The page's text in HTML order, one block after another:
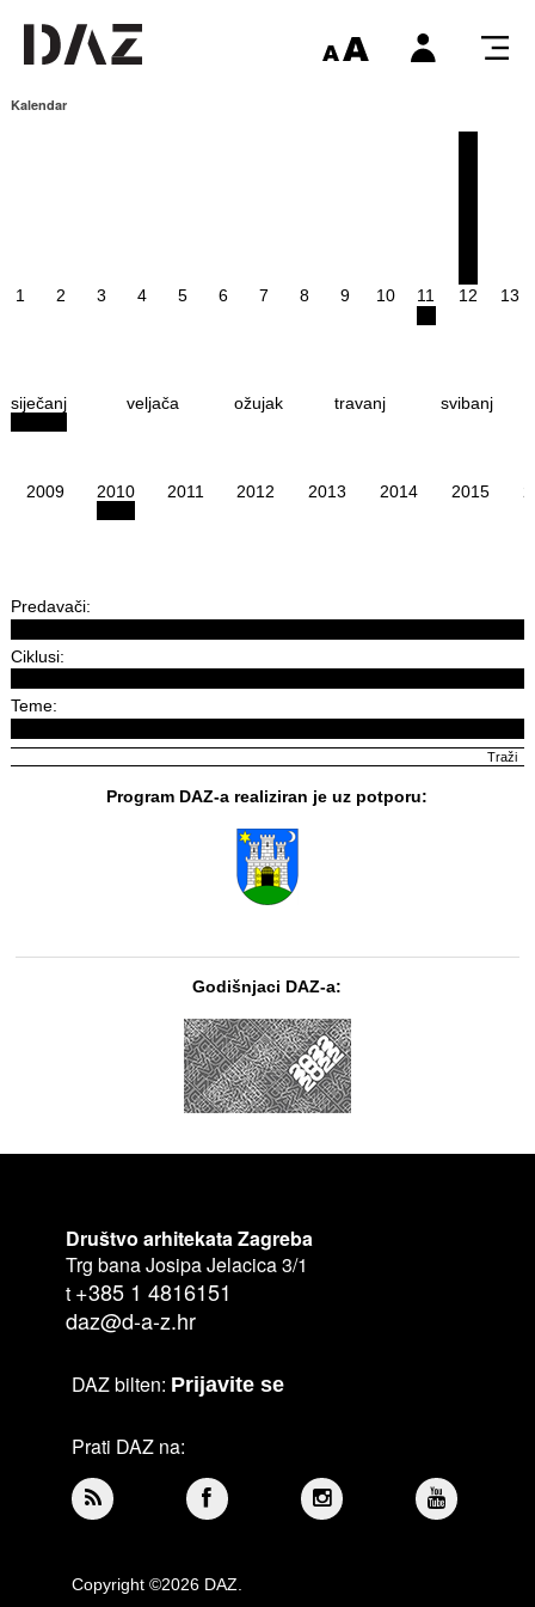
Kalendar
1 2 3 4 5 6 7 8 9 10 11 12 13
siječanj veljača ožujak travanj svibanj
2009 2010 2011 2012 2013 2014 2015
Predavači:
Ciklusi:
Teme:
Program DAZ-a realiziran je uz potporu:
Godišnjaci DAZ-a:
Društvo arhitekata Zagreba
Trg bana Josipa Jelacica 3/1
t +385 1 4816151
daz@d-a-z.hr
DAZ bilten: Prijavite se
Prati DAZ na:
Copyright ©2026 DAZ.